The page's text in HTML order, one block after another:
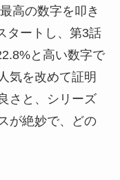
高の数字を叩き
タートし、第3話
と高い数字で
気を改めて証明
さと、シリーズ
が絶妙で、どの